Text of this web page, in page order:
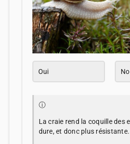
Oui
ⓘ
La craie rend la coquille des
dure, et donc plus résistante.